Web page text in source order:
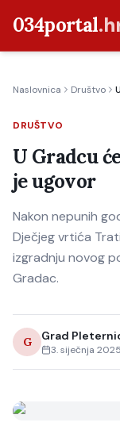
034portal
Crna kronika
Poljoprivreda
Politika
Gospodarstvo
Život
Kultura
Naslovnica Društvo
DRUŠTVO
U Gradcu
je ugovor
Nakon nepunih
Dječjeg vrtića
izgradnju novog
Gradac.
G Grad
3. siječnja